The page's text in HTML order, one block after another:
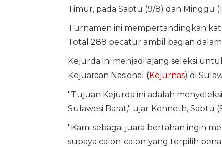
Timur, pada Sabtu (9/8) dan Minggu
Turnamen ini mempertandingkan
Total 288 pecatur ambil bagian
Kejurda ini menjadi ajang seleksi
Kejuaraan Nasional (Kejurnas) di
"Tujuan Kejurda ini adalah
Sulawesi Barat," ujar Kenneth, Sabtu
"Kami sebagai juara bertahan ingin
supaya calon-calon yang terpilih